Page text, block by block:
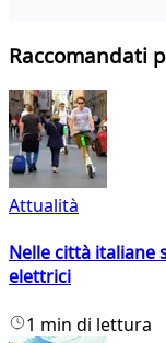
Raccomandati
Attualità
Nelle città italiane
elettrici
1 min di lettura